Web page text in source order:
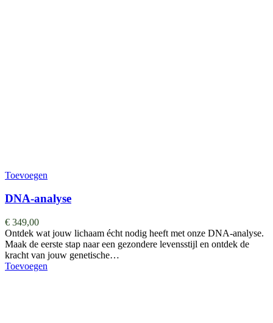
Toevoegen
DNA-analyse
€ 349,00
Ontdek wat jouw lichaam écht nodig heeft met onze DNA-analyse.
Maak de eerste stap naar een gezondere levensstijl en ontdek de
kracht van jouw genetische…
Toevoegen